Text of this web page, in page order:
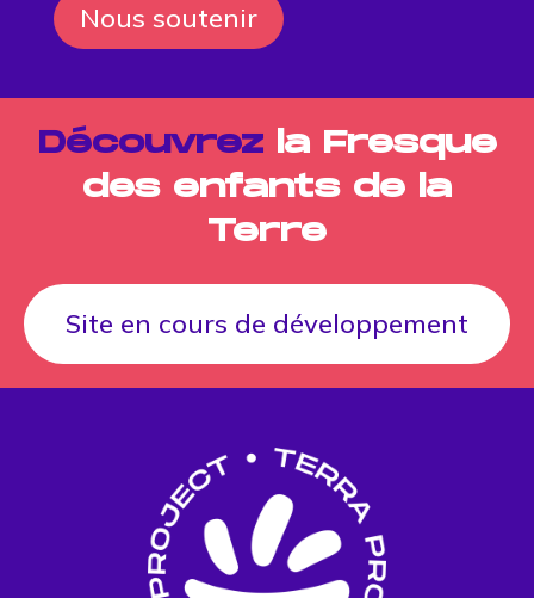
Nous soutenir
Découvrez la Fresque
des enfants de la
Terre
Site en cours de développement